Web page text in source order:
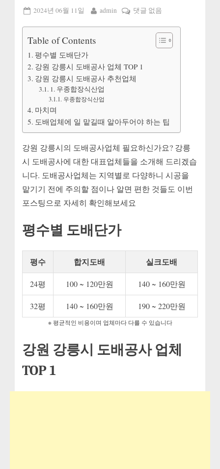
Posted
2024년 06월 11일 By
admin
강
도
배
체
추
천
1,
배
비
용,
업
체
에
댓글 없음
Table of Contents
평수별 도배단가
강원 강릉시 도배공사 업체 TOP 1
강원 강릉시 도배공사 추천업체
1. 우종합장식산업
우종합장식산업
마치며
도배업체에 일 맡길때 알아두어야 하는 팁
강원 강릉시의 도배공사업체 필요하신가요? 강릉
시 도배공사에 대한 대표업체들을 소개해 드리겠습
니다. 도배공사업체는 지역별로 다양하니 시공을
맡기기 전에 주의할 점이나 알면 편한 것들도 이번
포스팅으로 자세히 확인해보세요
평수별 도배단가
※ 평균적인 비용이며 업체마다 다를 수 있습니다
평수 합지도배 실크도배
24평 100 ~ 120만원 140 ~ 160만원
32평 140 ~ 160만원 190 ~ 220만원
강원 강릉시 도배공사 업체
TOP 1